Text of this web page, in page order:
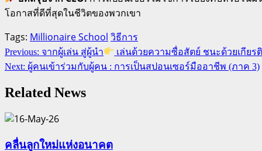
โอกาสที่ดีที่สุดในชีวิตของพวกเขา
Tags: Millionaire School วิธีการ
Continue
Reading
Previous: จากผู้เล่น สู่ผู้นำ
เล่นด้วยความซื่อสัตย์ ชนะด้วยเกียร
Next: ผู้คนเข้าร่วมกับผู้คน : การเป็นสปอนเซอร์มืออาชีพ (ภาค 3)
Related News
คลื่นลูกใหม่แห่งอนาคต